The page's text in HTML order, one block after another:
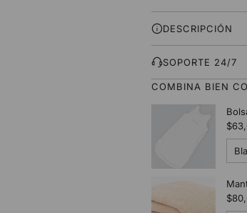
DESCRIPCIÓN
SOPORTE 24/7
COMBINA BIEN